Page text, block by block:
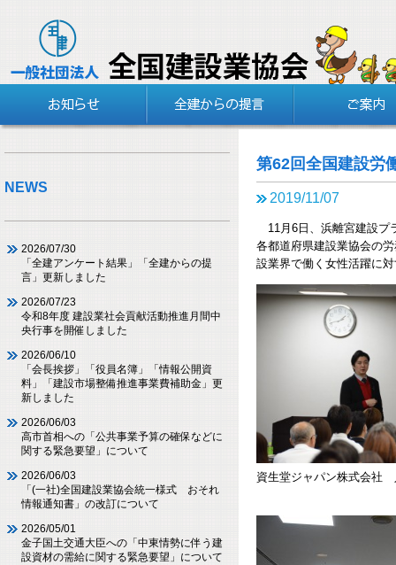
第62回全国建設労
2019/11/07
11月6日、浜離宮建設プ
各都道府県建設業協会の
設業界で働く女性活躍に
資生堂ジャパン株式
NEWS
2026/07/30
「全建アンケート結果」「全建からの提
言」更新しました
2026/07/23
令和8年度 建設業社会貢献活動推進月間中
央行事を開催しました
2026/06/10
「会長挨拶」「役員名簿」「情報公開資
料」「建設市場整備推進事業費補助金」更
新しました
2026/06/03
高市首相への「公共事業予算の確保などに
関する緊急要望」について
2026/06/03
「(一社)全国建設業協会統一様式 おそれ
情報通知書」の改訂について
2026/05/01
金子国土交通大臣への「中東情勢に伴う建
設資材の需給に関する緊急要望」について